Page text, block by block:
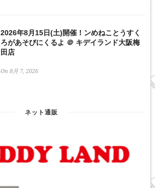
2026年8月15日(土)開催！ンめねことうすく
ろがあそびにくるよ ＠ キデイランド大阪梅
田店
On 8月 7, 2026
ネット通販